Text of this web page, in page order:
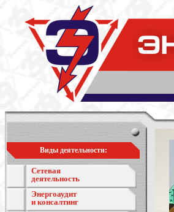
Виды деятельности:
Сетевая
деятельность
Энергоаудит
и консалтинг